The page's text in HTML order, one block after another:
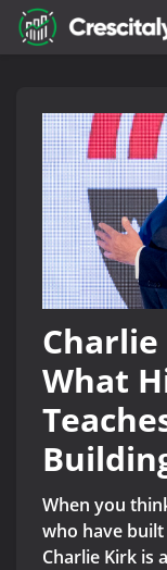
What
When you
who have
Charlie Kirk is